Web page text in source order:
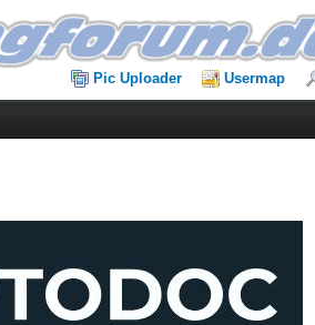
Pic Uploader Usermap